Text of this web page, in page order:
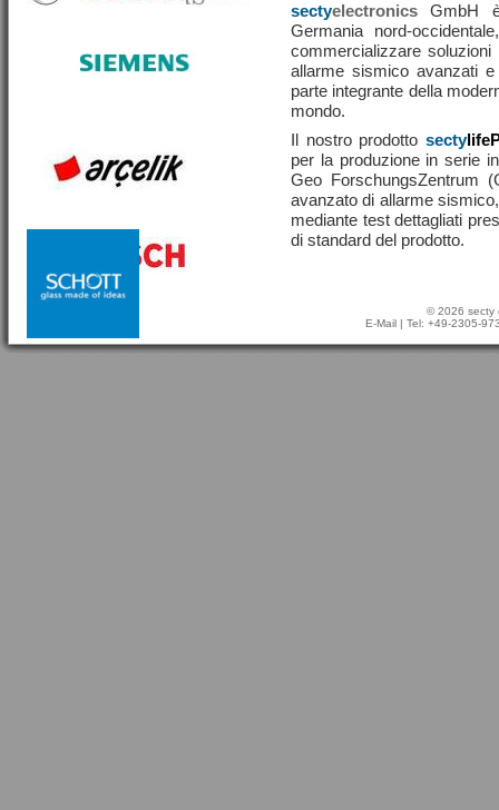
sectyelectronics GmbH
Germania nord-
commercializzare
allarme sismico avanzati
parte integrante della
mondo.
Il nostro prodotto secty
per la produzione in serie
Geo ForschungsZentrum
avanzato di allarme
mediante test dettagliati
di standard del prodotto.
© 2026 secty
E-Mail | Tel: +49-2305-